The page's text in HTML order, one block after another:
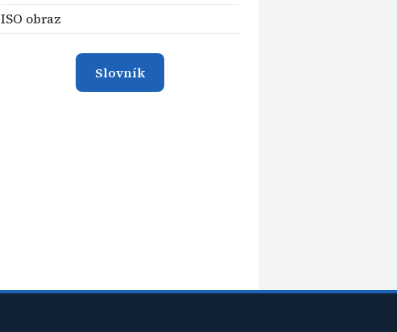
ISO obraz
Slovník